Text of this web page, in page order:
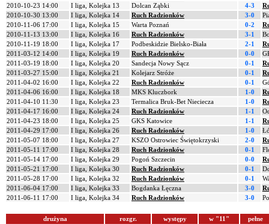
2010-10-23 14:00
I liga, Kolejka 13 Dolcan Ząbki 4-3
2010-10-30 13:00
I liga, Kolejka 14 Ruch Radzionków 3-0
2010-11-06 17:00
I liga, Kolejka 15 Warta Poznań 0-2
2010-11-13 13:00
I liga, Kolejka 16 Ruch Radzionków 3-1
2010-11-19 18:00
I liga, Kolejka 17 Podbeskidzie Bielsko-Biała 2-1
2011-03-12 14:00
I liga, Kolejka 19 Ruch Radzionków 0-0
2011-03-19 18:00
I liga, Kolejka 20 Sandecja Nowy Sącz 0-1
2011-03-27 15:00
I liga, Kolejka 21 Kolejarz Stróże 0-1
2011-04-02 16:00
I liga, Kolejka 22 Ruch Radzionków 0-1
2011-04-06 16:00
I liga, Kolejka 18 MKS Kluczbork 1-0
2011-04-10 11:30
I liga, Kolejka 23 Termalica Bruk-Bet Nieciecza 1-0
2011-04-17 16:00
I liga, Kolejka 24 Ruch Radzionków 1-1
2011-04-23 18:00
I liga, Kolejka 25 GKS Katowice 1-1
2011-04-29 17:00
I liga, Kolejka 26 Ruch Radzionków 1-0
2011-05-07 18:00
I liga, Kolejka 27 KSZO Ostrowiec Świętokrzyski 2-0
2011-05-11 17:00
I liga, Kolejka 28 Ruch Radzionków 0-1
2011-05-14 17:00
I liga, Kolejka 29 Pogoń Szczecin 0-0
2011-05-21 17:00
I liga, Kolejka 30 Ruch Radzionków 0-1
2011-05-28 17:00
I liga, Kolejka 32 Ruch Radzionków 0-1
2011-06-04 17:00
I liga, Kolejka 33 Bogdanka Łęczna 3-0
2011-06-11 17:00
I liga, Kolejka 34 Ruch Radzionków 3-0
drużyna rozgr. występy w "11"
pełne